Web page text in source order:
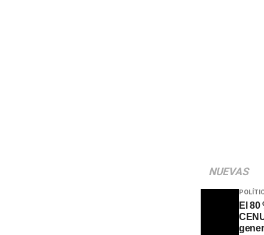
NUEVAS
El 80